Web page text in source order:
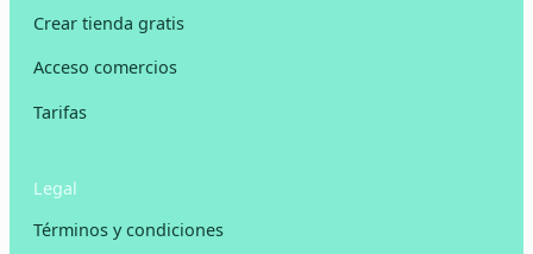
Crear tienda gratis
Acceso comercios
Tarifas
Legal
Términos y condiciones